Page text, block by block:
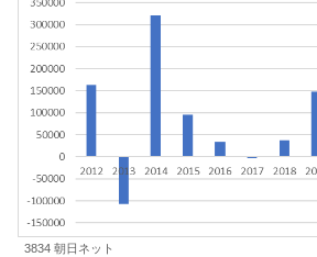
3834 朝日ネット